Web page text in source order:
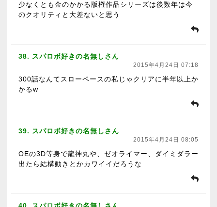
少なくとも金のかかる版権作品シリーズは後数年は今
のクオリティと大差ないと思う
38. スパロボ好きの名無しさん
2015年4月24日 07:18
300話なんてスローペースの私じゃクリアに半年以上か
かるw
39. スパロボ好きの名無しさん
2015年4月24日 08:05
OEの3D等身で龍神丸や、ゼオライマー、ダイミダラー
出たら結構動きとかカワイイだろうな